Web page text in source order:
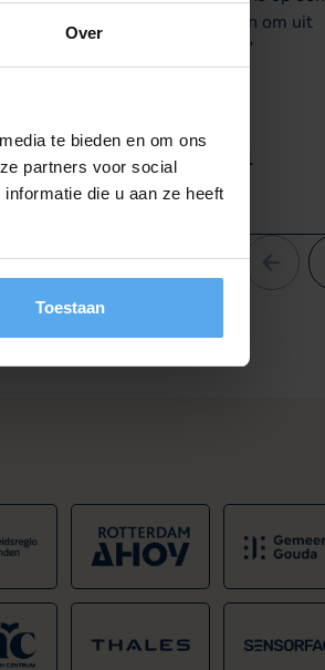
Over
te bieden en om ons
partners voor social
die u aan ze heeft
Toestaan
humorvolle manier uit te dagen om uit
Anne-Mareike Schol